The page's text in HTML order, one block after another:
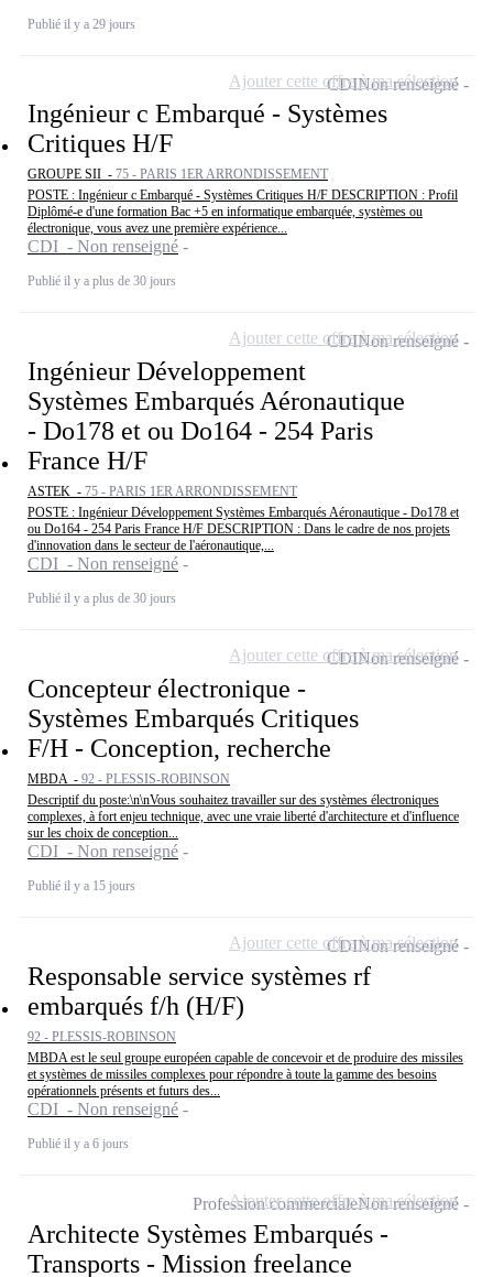
Publié il y a 29 jours
Ingénieur c Embarqué - Systèmes
Critiques H/F
GROUPE SII - 75 - PARIS 1ER ARRONDISSEMENT
POSTE : Ingénieur c Embarqué - Systèmes Critiques H/F DESCRIPTION : Profil
Diplômé-e d'une formation Bac +5 en informatique embarquée, systèmes ou
électronique, vous avez une première expérience...
CDI - Non renseigné
Publié il y a plus de 30 jours
CDINon renseigné
Ajouter cette offre à ma sélection
Ingénieur Développement
Systèmes Embarqués Aéronautique
- Do178 et ou Do164 - 254 Paris
France H/F
ASTEK - 75 - PARIS 1ER ARRONDISSEMENT
POSTE : Ingénieur Développement Systèmes Embarqués Aéronautique - Do178 et
ou Do164 - 254 Paris France H/F DESCRIPTION : Dans le cadre de nos projets
d'innovation dans le secteur de l'aéronautique,...
CDI - Non renseigné
Publié il y a plus de 30 jours
CDINon renseigné
Ajouter cette offre à ma sélection
Concepteur électronique -
Systèmes Embarqués Critiques
F/H - Conception, recherche
MBDA - 92 - PLESSIS-ROBINSON
Descriptif du poste:\n\nVous souhaitez travailler sur des systèmes électroniques
complexes, à fort enjeu technique, avec une vraie liberté d'architecture et d'influence
sur les choix de conception...
CDI - Non renseigné
Publié il y a 15 jours
CDINon renseigné
Ajouter cette offre à ma sélection
Responsable service systèmes rf
embarqués f/h (H/F)
92 - PLESSIS-ROBINSON
MBDA est le seul groupe européen capable de concevoir et de produire des missiles
et systèmes de missiles complexes pour répondre à toute la gamme des besoins
opérationnels présents et futurs des...
CDI - Non renseigné
Publié il y a 6 jours
CDINon renseigné
Ajouter cette offre à ma sélection
Architecte Systèmes Embarqués -
Transports - Mission freelance
Profession commercialeNon renseigné
Ajouter cette offre à ma sélection